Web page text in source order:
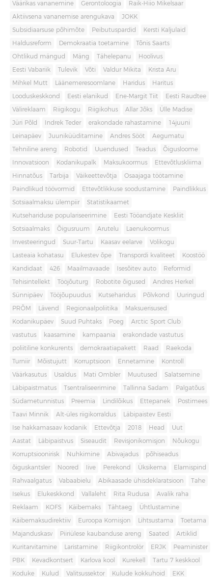
Väärikas vananemine Gerontoloogia Raik-Hiio Mikelsaar
Aktiivsena vananemise arengukava JOKK
Subsidiaarsuse põhimõte Peibutuspardid Kersti Kaljulaid
Haldusreform Demokraatia toetamine Tõnis Saarts
Ohtlikud mängud Mäng Tähelepanu Hoolivus
Eesti Vabariik Tulevik Võti Valdur Mikita Krista Aru
Mihkel Mutt Läänemeresoomlane Haridus Haritus
Looduskeskkond Eesti elanikud Ene-Margit Tiit Eesti Raudtee
Välireklaam Riigikogu Riigikohus Allar Jõks Ülle Madise
Jüri Põld Indrek Teder erakondade rahastamine 14juuni
Leinapäev Juuniküüditamine Andres Sööt Aegumatu
Tehniline areng Robotid Uuendused Teadus Õigusloome
Innovatsioon Kodanikupalk Maksukoormus Ettevõtluskliima
Hinnatõus Tarbija Väikeettevõtja Osaajaga töötamine
Paindlikud töövormid Ettevõtlikkuse soodustamine Paindlikkus
Sotsiaalmaksu ülempiir Statistikaamet
Kutsehariduse populariseerimine Eesti Tööandjate Keskliit
Sotsiaalmaks Õigusruum Arutelu Laenukoormus
Investeeringud Suur-Tartu Kaasav eelarve Volikogu
Lasteaia kohatasu Elukestev õpe Transpordi kvaliteet Koostöö
Kandidaat 426 Maailmavaade Isesõitev auto Reformid
Tehisintellekt Tööjõuturg Robotite õigused Andres Herkel
Sünnipäev Tööjõupuudus Kutseharidus Põlvkond Uuringud
PRÕM Lävend Regionaalpoliitika Maksuerisused
Kodanikupäev Suud Puhtaks Poeg Arctic Sport Club
vastutus kaasamine kampaania erakondade vastutus
poliitiline konkurents demokraatiapakett Raad Raekoda
Turniir Mõistujutt Korruptsioon Ennetamine Kontroll
Väärkasutus Usaldus Mati Ombler Muutused Salatsemine
Läbipaistmatus Tsentraliseerimine Tallinna Sadam Palgatõus
Südametunnistus Preemia Lindilõikus Ettepanek Postimees
Taavi Minnik Alt-üles riigikorraldus Läbipaistev Eesti
Ise hakkamasaav kodanik Ettevõtja 2018 Head Uut
Aastat Läbipaistvus Siseaudit Revisjonikomisjon Nõukogu
Korruptsioonirisk Nuhkimine Abivajadus põhiseadus
õiguskantsler Noored Iive Perekond Üksikema Elamispind
Rahvaalgatus Vabaabielu Abikaasade ühisdeklaratsioon Tahe
Isekus Elukeskkond Vallaleht Rita Rudusa Avalik raha
Reklaam KOFS Käibemaks Tähtaeg Ühtlustamine
Käibemaksudirektiiv Euroopa Komisjon Lihtsustama Toetama
Majanduskasv Piiriülese kaubanduse areng Saated Artiklid
Kuritarvitamine Laristamine Riigikontrolör ERJK Peaminister
PBK Kevadkontsert Karlova kool Kurekell Tartu 7 keskkool
Koduke Kulud Valitsussektor Kulude kokkuhoid EKK